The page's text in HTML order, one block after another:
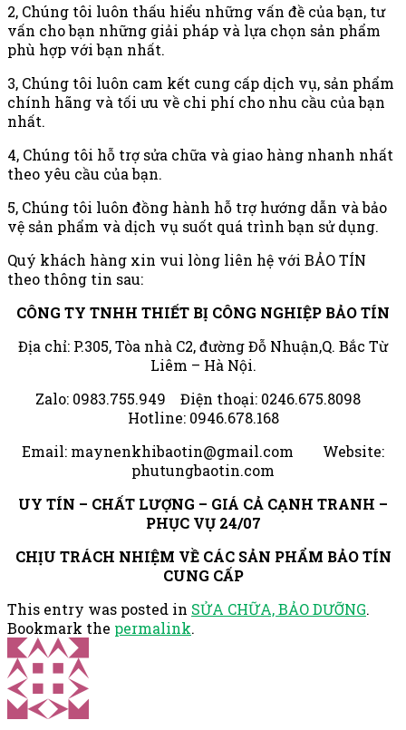
2, Chúng tôi luôn thấu hiểu những vấn đề của bạn, tư
vấn cho bạn những giải pháp và lựa chọn sản phẩm
phù hợp với bạn nhất.
3, Chúng tôi luôn cam kết cung cấp dịch vụ, sản phẩm
chính hãng và tối ưu về chi phí cho nhu cầu của bạn
nhất.
4, Chúng tôi hỗ trợ sửa chữa và giao hàng nhanh nhất
theo yêu cầu của bạn.
5, Chúng tôi luôn đồng hành hỗ trợ hướng dẫn và bảo
vệ sản phẩm và dịch vụ suốt quá trình bạn sử dụng.
Quý khách hàng xin vui lòng liên hệ với BẢO TÍN
theo thông tin sau:
CÔNG TY TNHH THIẾT BỊ CÔNG NGHIỆP BẢO TÍN
Địa chỉ: P.305, Tòa nhà C2, đường Đỗ Nhuận,Q. Bắc Từ
Liêm – Hà Nội.
Zalo: 0983.755.949 Điện thoại: 0246.675.8098
Hotline: 0946.678.168
Email: maynenkhibaotin@gmail.com Website:
phutungbaotin.com
UY TÍN – CHẤT LƯỢNG – GIÁ CẢ CẠNH TRANH –
PHỤC VỤ 24/07
CHỊU TRÁCH NHIỆM VỀ CÁC SẢN PHẨM BẢO TÍN
CUNG CẤP
This entry was posted in SỬA CHỮA, BẢO DƯỠNG.
Bookmark the permalink.